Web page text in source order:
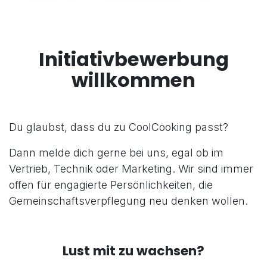
Initiativbewerbung
willkommen
Du glaubst, dass du zu CoolCooking passt?
Dann melde dich gerne bei uns, egal ob im
Vertrieb, Technik oder Marketing. Wir sind immer
offen für engagierte Persönlichkeiten, die
Gemeinschaftsverpflegung neu denken wollen.
Lust mit zu wachsen?